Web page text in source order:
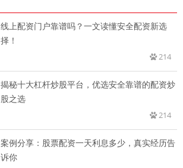
线上配资门户靠谱吗？一文读懂安全配资新选
择！
214
揭秘十大杠杆炒股平台，优选安全靠谱的配资炒
股之选
214
案例分享：股票配资一天利息多少，真实经历告
诉你